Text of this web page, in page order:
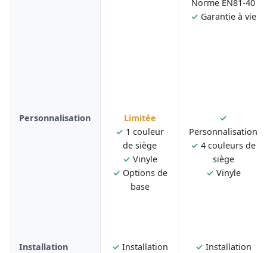
Norme EN81-40
✓ Garantie à vie
Personnalisation
Limitée
✓ 1 couleur
de siège
✓ Vinyle
✓ Options de
base
✓
Personnalisation
✓ 4 couleurs de
siège
✓ Vinyle
Installation ✓ Installation
✓ Installation